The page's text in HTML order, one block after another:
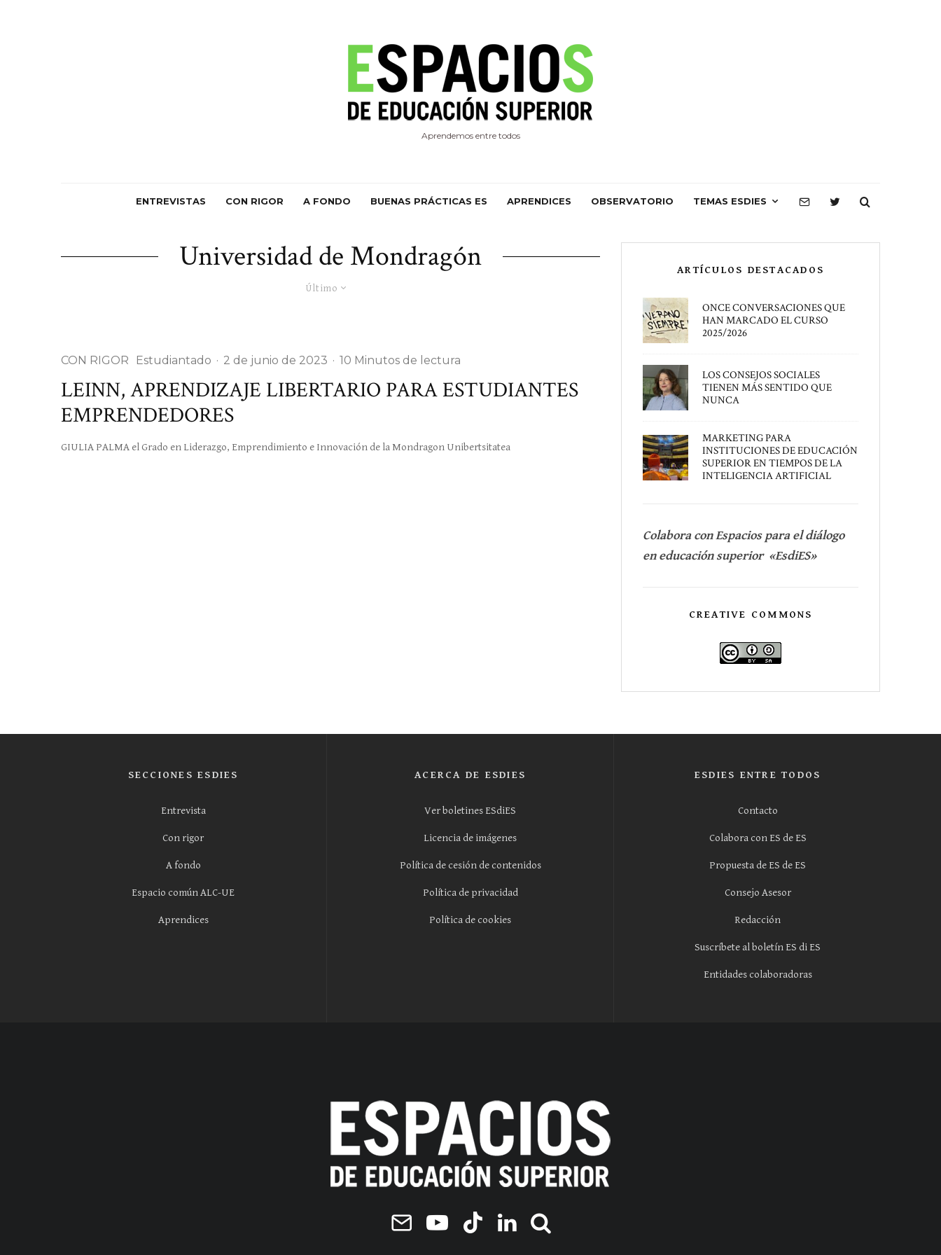
Aprendemos entre todos
ENTREVISTAS CON RIGOR A FONDO BUENAS PRÁCTICAS ES APRENDICES OBSERVATORIO TEMAS ESDIES
Universidad de Mondragón
Último
CON RIGOR Estudiantado · 2 de junio de 2023 · 10 Minutos de lectura
LEINN, APRENDIZAJE LIBERTARIO PARA ESTUDIANTES
EMPRENDEDORES
GIULIA PALMA el Grado en Liderazgo, Emprendimiento e Innovación de la Mondragon Unibertsitatea
ARTÍCULOS DESTACADOS
ONCE CONVERSACIONES QUE
HAN MARCADO EL CURSO
2025/2026
LOS CONSEJOS SOCIALES
TIENEN MÁS SENTIDO QUE
NUNCA
MARKETING PARA
INSTITUCIONES DE EDUCACIÓN
SUPERIOR EN TIEMPOS DE LA
INTELIGENCIA ARTIFICIAL
Colabora con Espacios para el diálogo
en educación superior «EsdiES»
CREATIVE COMMONS
SECCIONES ESDIES
Entrevista
Con rigor
A fondo
Espacio común ALC-UE
Aprendices
ACERCA DE ESDIES
Ver boletines ESdiES
Licencia de imágenes
Política de cesión de contenidos
Política de privacidad
Política de cookies
ESDIES ENTRE TODOS
Contacto
Colabora con ES de ES
Propuesta de ES de ES
Consejo Asesor
Redacción
Suscríbete al boletín ES di ES
Entidades colaboradoras